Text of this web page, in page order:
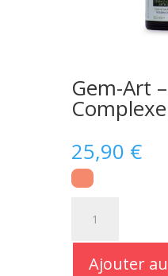
Gem-Art
25,90 €
Gem-
Ajouter